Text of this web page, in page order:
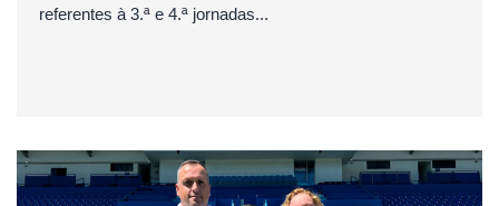
referentes à 3.ª e 4.ª jornadas...